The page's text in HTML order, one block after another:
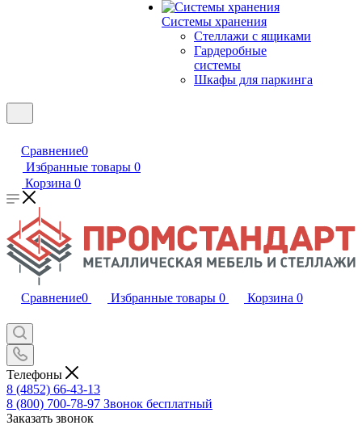
Системы хранения
Стеллажи с ящиками
Гардеробные
системы
Шкафы для паркинга
Сравнение0
Избранные товары 0
Корзина 0
Сравнение0 Избранные товары 0 Корзина 0
Телефоны
8 (4852) 66-43-13
8 (800) 700-78-97 Звонок бесплатный
Заказать звонок